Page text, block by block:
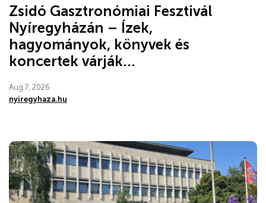
Zsidó Gasztronómiai Fesztivál
Nyíregyházán – Ízek,
hagyományok, könyvek és
koncertek várják...
Aug 7, 2026
nyiregyhaza.hu